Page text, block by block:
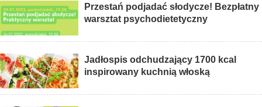
Przestań podjadać słodycze! Bezpłatny
warsztat psychodietetyczny
Jadłospis odchudzający 1700 kcal
inspirowany kuchnią włoską